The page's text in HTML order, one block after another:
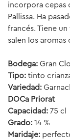
incorpora cepas
Pallissa. Ha
francés. Tiene
salen los aromas
Bodega: Gran
Tipo: tinto
Variedad:
DOCa Priorat
Capacidad: 75 cl
Grado: 14 %
Maridaje: